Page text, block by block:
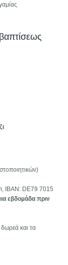
IBAN: DE79 7015
εβδοµάδα πριν
δωρεά και τα